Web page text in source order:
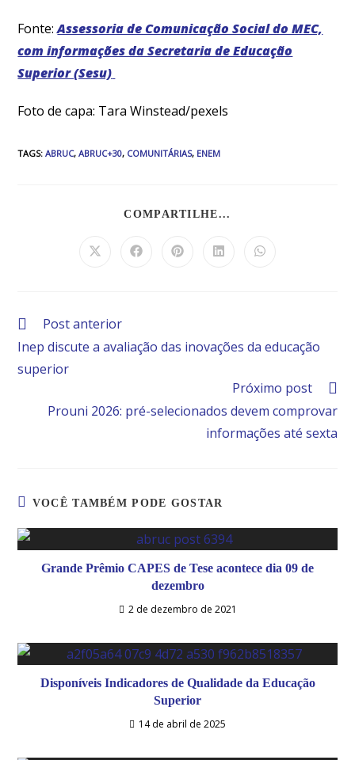
Fonte:Assessoria de Comunicação Social do MEC,
com informações da Secretaria de Educação
Superior (Sesu)
Foto de capa: Tara Winstead/pexels
TAGS:ABRUC, ABRUC+30, COMUNITÁRIAS, ENEM
COMPARTILHE...
Post anterior
Inep discute a avaliação das inovações da educação
superior
Próximo post
Prouni 2026: pré-selecionados devem comprovar
informações até sexta
VOCÊ TAMBÉM PODE GOSTAR
Grande Prêmio CAPES de Tese acontece dia 09 de
dezembro
2 de dezembro de 2021
Disponíveis Indicadores de Qualidade da Educação
Superior
14 de abril de 2025